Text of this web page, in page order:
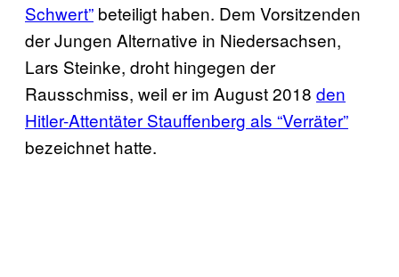
Schwert” beteiligt haben. Dem Vorsitzenden
der Jungen Alternative in Niedersachsen,
Lars Steinke, droht hingegen der
Rausschmiss, weil er im August 2018 den
Hitler-Attentäter Stauffenberg als “Verräter”
bezeichnet hatte.